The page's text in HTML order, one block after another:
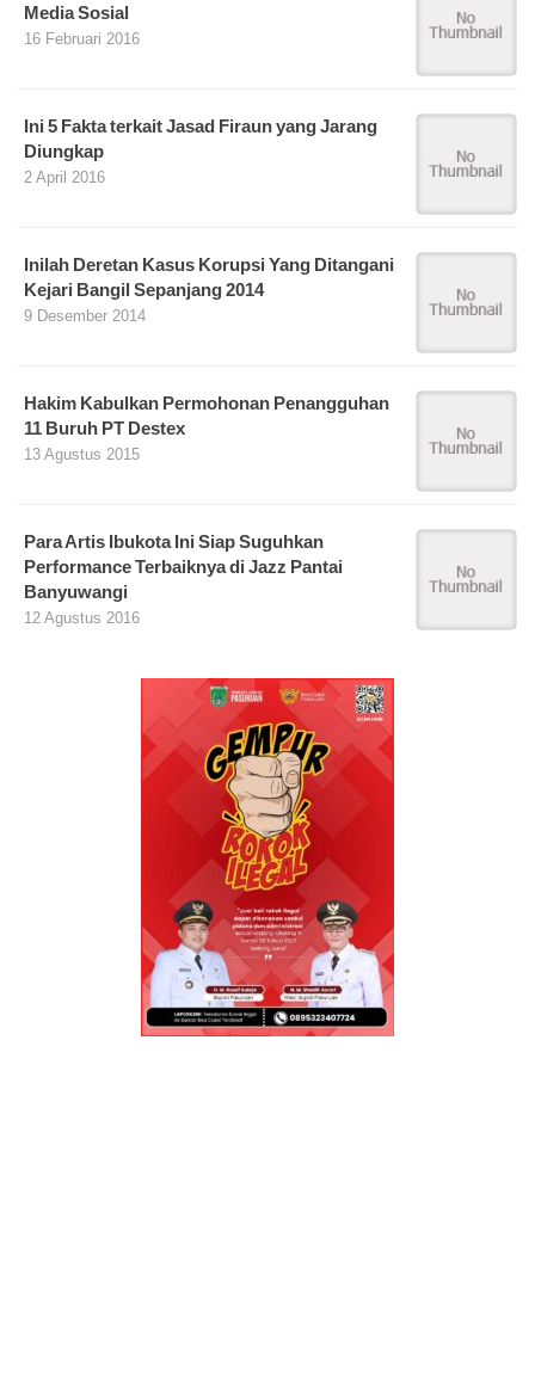
Media Sosial
16 Februari 2016
Ini 5 Fakta terkait Jasad Firaun yang Jarang
Diungkap
2 April 2016
Inilah Deretan Kasus Korupsi Yang Ditangani
Kejari Bangil Sepanjang 2014
9 Desember 2014
Hakim Kabulkan Permohonan Penangguhan
11 Buruh PT Destex
13 Agustus 2015
Para Artis Ibukota Ini Siap Suguhkan
Performance Terbaiknya di Jazz Pantai
Banyuwangi
12 Agustus 2016